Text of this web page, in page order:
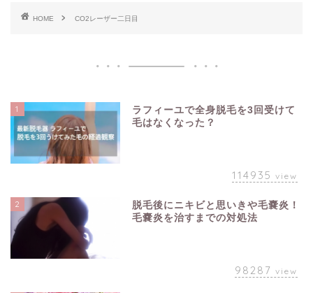
HOME CO2レーザー二日目
1
ラフィーユで全身脱毛を3回受けて
毛はなくなった？
114935 view
2
脱毛後にニキビと思いきや毛嚢炎！
毛嚢炎を治すまでの対処法
98287 view